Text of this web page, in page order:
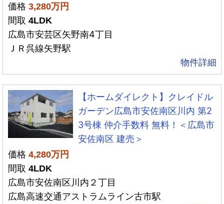
価格 3,280万円
間取 4LDK
広島市安芸区矢野南4丁目
ＪＲ呉線矢野駅
物件詳細
【ホームダイレクト】クレイドル
ガーデン広島市安佐南区川内 第2
3号棟 仲介手数料 無料！＜広島市
安佐南区 建売＞
価格 4,280万円
間取 4LDK
広島市安佐南区川内２丁目
広島高速交通アストラムライン古市駅